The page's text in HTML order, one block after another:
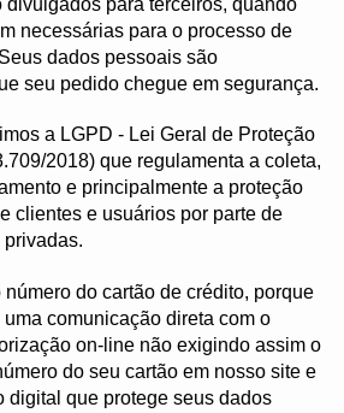
necessárias para o processo de
dados pessoais são
seu pedido chegue em segurança.
a LGPD - Lei Geral de Proteção
2018) que regulamenta a coleta,
e principalmente a proteção
clientes e usuários por parte de
do cartão de crédito, porque
comunicação direta com o
on-line não exigindo assim o
do seu cartão em nosso site e
digital que protege seus dados